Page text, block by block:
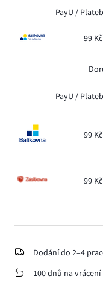
PayU /
99 Kč
PayU /
99 Kč
99 Kč
Dodání do 2–4
100 dnů na vrácení